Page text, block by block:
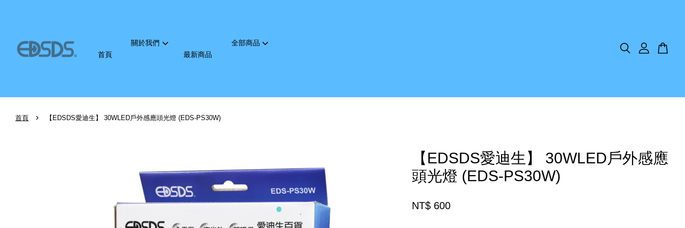
首頁
關於我們
最新商品
全部商品
首頁 › 【EDSDS愛迪生】 30WLED戶外感應頭光燈 (EDS-PS30W)
【EDSDS愛迪生】 30WLED戶外感應
頭光燈 (EDS-PS30W)
NT$ 600